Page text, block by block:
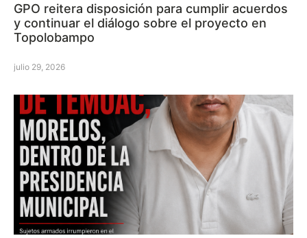
GPO reitera disposición para cumplir acuerdos
y continuar el diálogo sobre el proyecto en
Topolobampo
julio 29, 2026